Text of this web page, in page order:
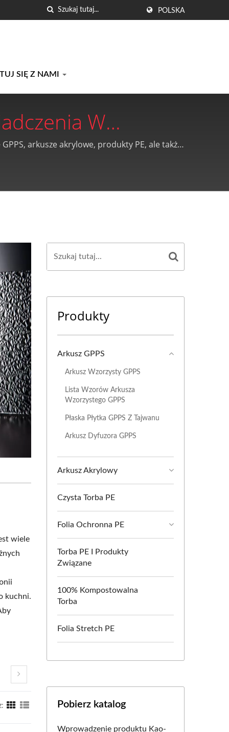
POLSKA
SIĘ Z NAMI
W
Co., Ltd.
arkusze akrylowe, produkty PE, ale także
wiele
kuchni.
Produkty
Arkusz GPPS
Arkusz Wzorzysty GPPS
Lista Wzorów Arkusza
Wzorzystego GPPS
Płaska Płytka GPPS Z Tajwanu
Arkusz Dyfuzora GPPS
Arkusz Akrylowy
Czysta Torba PE
Folia Ochronna PE
Torba PE I Produkty
Związane
100% Kompostowalna
Torba
Folia Stretch PE
Pobierz katalog
Wprowadzenie produktu Kao-